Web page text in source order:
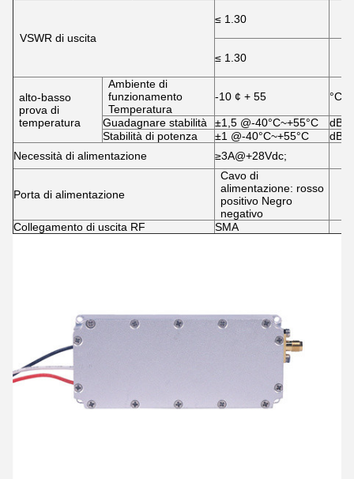
VSWR di uscita
≤ 1.30
≤ 1.30
alto-basso
prova di
temperatura
Ambiente di
funzionamento
Temperatura
-10 ¢ + 55 °C
Guadagnare stabilità ±1,5 @-40°C~+55°C
dB
Stabilità di potenza
±1 @-40°C~+55°C
dB
Necessità di alimentazione
≥3A@+28Vdc;
Porta di alimentazione
Cavo di
alimentazione: rosso
positivo Negro
negativo
Collegamento di uscita RF
SMA